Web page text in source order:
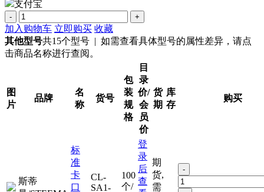
支付宝
- +
加入购物车 立即购买 收藏
其他型号共15个型号 | 如需查看具体型号的属性差异，请点
击商品名称进行查阅。
图
片
品牌
名
称
货号
包
装
规
格
目
录
价/
会
员
价
货
期
库
存
购买
斯蒂
标
准
卡
口
CL-
SA1-
100
个/
登
录
后
查
期
货,
需
-